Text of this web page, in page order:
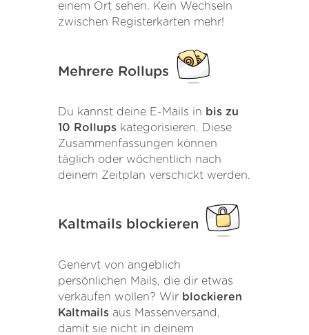
einem Ort sehen. Kein Wechseln
zwischen Registerkarten mehr!
Mehrere Rollups
Du kannst deine E-Mails in bis zu
10 Rollups kategorisieren. Diese
Zusammenfassungen können
täglich oder wöchentlich nach
deinem Zeitplan verschickt werden.
Kaltmails blockieren
Genervt von angeblich
persönlichen Mails, die dir etwas
verkaufen wollen? Wir blockieren
Kaltmails aus Massenversand,
damit sie nicht in deinem